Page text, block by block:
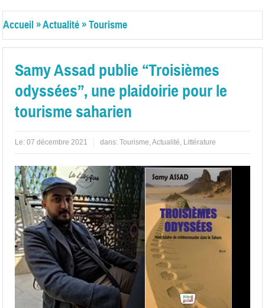
Accueil»Actualité»Tourisme
Samy Assad publie “Troisièmes
odyssées”, une plaidoirie pour le
tourisme saharien
Le:07 décembre 2021 dans:Tourisme,Actualité, Littérature